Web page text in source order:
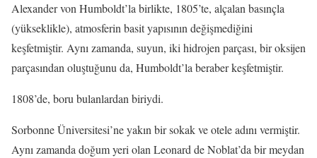
Alexander von Humboldt’la birlikte, 1805’te, alçalan basınçla
(yükseklikle), atmosferin basit yapısının değişmediğini
keşfetmiştir. Aynı zamanda, suyun, iki hidrojen parçası, bir oksijen
parçasından oluştuğunu da, Humboldt’la beraber keşfetmiştir.
1808’de, boru bulanlardan biriydi.
Sorbonne Üniversitesi’ne yakın bir sokak ve otele adını vermiştir.
Aynı zamanda doğum yeri olan Leonard de Noblat’da bir meydan